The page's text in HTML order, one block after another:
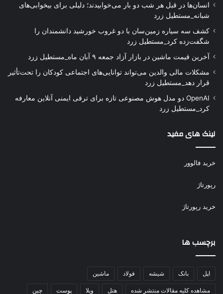
انسان‌ها در قبل هر شب دو بار می‌خوابیدند؛ دلیلی برای بیخوابی‌های
شبانه_مستطیل زرد
کشف سه سیاره زمین‌سان با دو غروب خورشید دانشمندان را
شگفت‌زده کرد_مستطیل زرد
آخرین قیمت ماشین در بازار آزاد جمعه ۹ آبان ماه_مستطیل زرد
مشکلات مالی والدین می‌تواند توانایی‌های اجتماعی کودکان را تحت‌تأثیر
قرار دهد_مستطیل زرد
OpenAI دو مدل هوش مصنوعی تازه برای ترقی ایمنی آنلاین معارفه
کرد_مستطیل زرد
لینک های مفید
خرید فالوور
رپورتاژ
خرید رپورتاژ
برچسب ها
اپل بانک شیشه فولاد ماشین
مشاهده کلیه مقالات منتشر شده هتل ویلا پوست چین